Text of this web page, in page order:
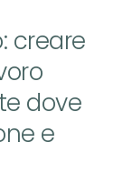
creare
dove
e